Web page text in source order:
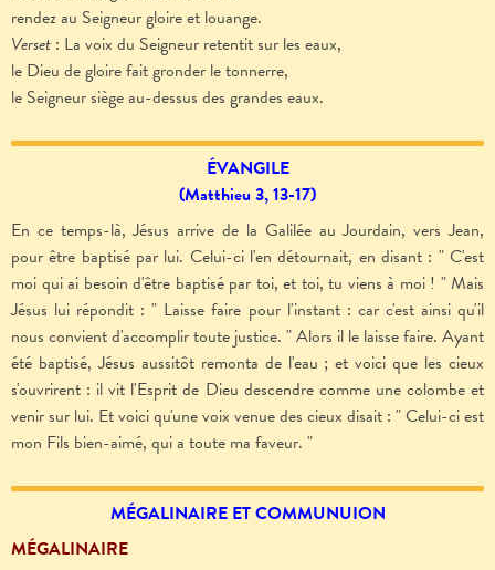
rendez au Seigneur gloire et louange.
Verset : La voix du Seigneur retentit sur les eaux,
le Dieu de gloire fait gronder le tonnerre,
le Seigneur siège au-dessus des grandes eaux.
ÉVANGILE
(Matthieu 3, 13-17)
En ce temps-là, Jésus arrive de la Galilée au Jourdain, vers Jean,
pour être baptisé par lui. Celui-ci l'en détournait, en disant : " C'est
moi qui ai besoin d'être baptisé par toi, et toi, tu viens à moi ! " Mais
Jésus lui répondit : " Laisse faire pour l'instant : car c'est ainsi qu'il
nous convient d'accomplir toute justice. " Alors il le laisse faire. Ayant
été baptisé, Jésus aussitôt remonta de l'eau ; et voici que les cieux
s'ouvrirent : il vit l'Esprit de Dieu descendre comme une colombe et
venir sur lui. Et voici qu'une voix venue des cieux disait : " Celui-ci est
mon Fils bien-aimé, qui a toute ma faveur. "
MÉGALINAIRE ET COMMUNUION
MÉGALINAIRE